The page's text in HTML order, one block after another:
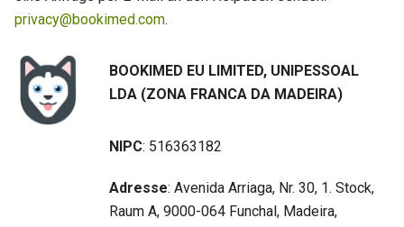
privacy@bookimed.com.
BOOKIMED EU LIMITED, UNIPESSOAL
LDA (ZONA FRANCA DA MADEIRA)
NIPC: 516363182
Adresse: Avenida Arriaga, Nr. 30, 1. Stock,
Raum A, 9000-064 Funchal, Madeira,